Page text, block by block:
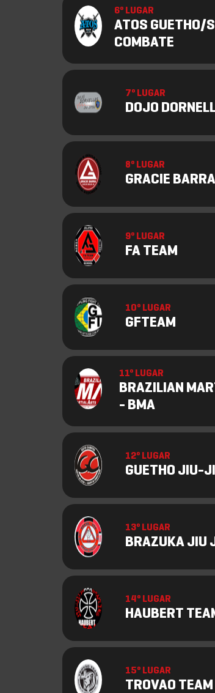
6º LUGAR
ATOS GUETHO/
COMBATE
7º LUGAR
DOJO
8º LUGAR
GRACIE BARRA
9º LUGAR
FA TEAM
10º LUGAR
GFTEAM
11º LUGAR
BRAZILIAN
- BMA
12º LUGAR
GUETHO JIU-
13º LUGAR
BRAZUKA JIU
14º LUGAR
HAUBERT
15º LUGAR
TROVAO TEAM